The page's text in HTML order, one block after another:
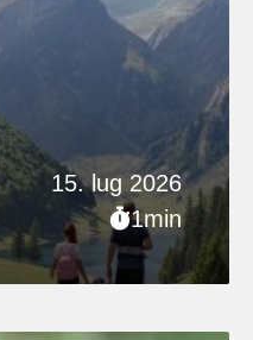
15. lug 2026
1min